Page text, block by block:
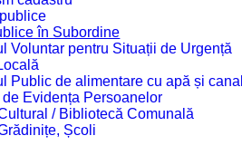
în Subordine
Voluntar pentru Situații de Urgență
Public de alimentare cu apă și
Evidența Persoanelor
/ Bibliotecă Comunală
Școli